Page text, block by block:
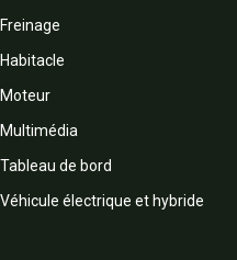
Freinage
Habitacle
Moteur
Multimédia
Tableau de bord
Véhicule électrique et hybride